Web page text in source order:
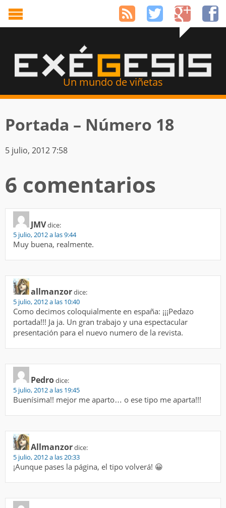
Un mundo de viñetas
Portada – Número 18
5 julio, 2012 7:58
6 comentarios
JMVdice:
5 julio, 2012 a las 9:44
Muy buena, realmente.
allmanzordice:
5 julio, 2012 a las 10:40
Como decimos coloquialmente en españa: ¡¡¡Pedazo
portada!!! Ja ja. Un gran trabajo y una espectacular
presentación para el nuevo numero de la revista.
Pedrodice:
5 julio, 2012 a las 19:45
Buenísima!! mejor me aparto… o ese tipo me aparta!!!
Allmanzordice:
5 julio, 2012 a las 20:33
¡Aunque pases la página, el tipo volverá! 😀